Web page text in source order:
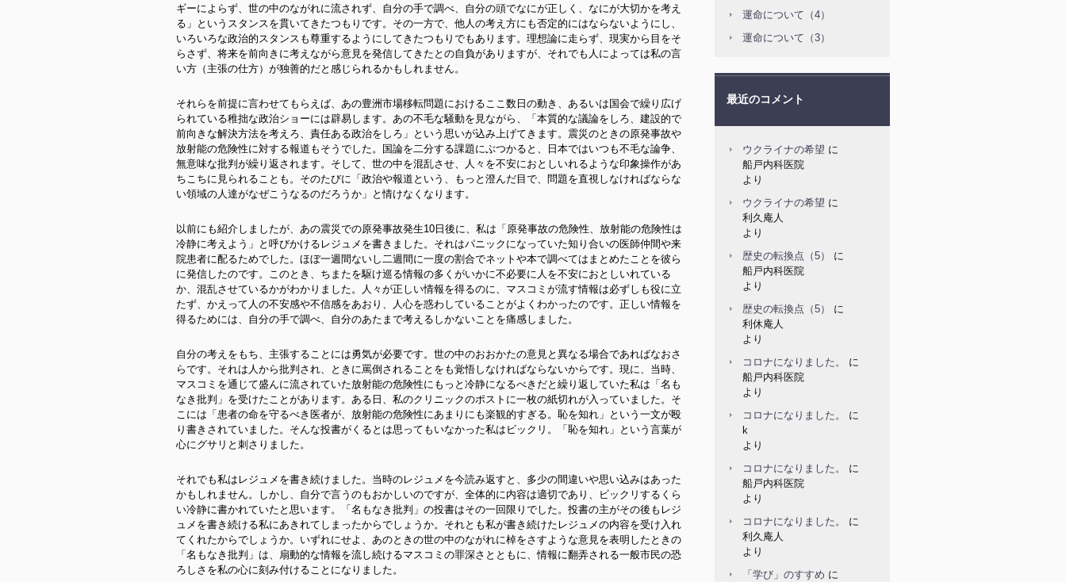
ギーによらず、世の中のながれに流されず、自分の手で調べ、自分の頭でなにが正しく、なにが大切かを考え
る」というスタンスを貫いてきたつもりです。その一方で、他人の考え方にも否定的にはならないようにし、
いろいろな政治的スタンスも尊重するようにしてきたつもりでもあります。理想論に走らず、現実から目をそ
らさず、将来を前向きに考えながら意見を発信してきたとの自負がありますが、それでも人によっては私の言
い方（主張の仕方）が独善的だと感じられるかもしれません。
それらを前提に言わせてもらえば、あの豊洲市場移転問題におけるここ数日の動き、あるいは国会で繰り広げ
られている稚拙な政治ショーには辟易します。あの不毛な騒動を見ながら、「本質的な議論をしろ、建設的で
前向きな解決方法を考えろ、責任ある政治をしろ」という思いが込み上げてきます。震災のときの原発事故や
放射能の危険性に対する報道もそうでした。国論を二分する課題にぶつかると、日本ではいつも不毛な論争、
無意味な批判が繰り返されます。そして、世の中を混乱させ、人々を不安におとしいれるような印象操作があ
ちこちに見られることも。そのたびに「政治や報道という、もっと澄んだ目で、問題を直視しなければならな
い領域の人達がなぜこうなるのだろうか」と情けなくなります。
以前にも紹介しましたが、あの震災での原発事故発生10日後に、私は「原発事故の危険性、放射能の危険性は
冷静に考えよう」と呼びかけるレジュメを書きました。それはパニックになっていた知り合いの医師仲間や来
院患者に配るためでした。ほぼ一週間ないし二週間に一度の割合でネットや本で調べてはまとめたことを彼ら
に発信したのです。このとき、ちまたを駆け巡る情報の多くがいかに不必要に人を不安におとしいれている
か、混乱させているかがわかりました。人々が正しい情報を得るのに、マスコミが流す情報は必ずしも役に立
たず、かえって人の不安感や不信感をあおり、人心を惑わしていることがよくわかったのです。正しい情報を
得るためには、自分の手で調べ、自分のあたまで考えるしかないことを痛感しました。
自分の考えをもち、主張することには勇気が必要です。世の中のおおかたの意見と異なる場合であればなおさ
らです。それは人から批判され、ときに罵倒されることをも覚悟しなければならないからです。現に、当時、
マスコミを通じて盛んに流されていた放射能の危険性にもっと冷静になるべきだと繰り返していた私は「名も
なき批判」を受けたことがあります。ある日、私のクリニックのポストに一枚の紙切れが入っていました。そ
こには「患者の命を守るべき医者が、放射能の危険性にあまりにも楽観的すぎる。恥を知れ」という一文が殴
り書きされていました。そんな投書がくるとは思ってもいなかった私はビックリ。「恥を知れ」という言葉が
心にグサリと刺さりました。
それでも私はレジュメを書き続けました。当時のレジュメを今読み返すと、多少の間違いや思い込みはあった
かもしれません。しかし、自分で言うのもおかしいのですが、全体的に内容は適切であり、ビックリするくら
い冷静に書かれていたと思います。「名もなき批判」の投書はその一回限りでした。投書の主がその後もレジ
ュメを書き続ける私にあきれてしまったからでしょうか。それとも私が書き続けたレジュメの内容を受け入れ
てくれたからでしょうか。いずれにせよ、あのときの世の中のながれに棹をさすような意見を表明したときの
「名もなき批判」は、扇動的な情報を流し続けるマスコミの罪深さとともに、情報に翻弄される一般市民の恐
ろしさを私の心に刻み付けることになりました。
運命について（4）
運命について（3）
最近のコメント
ウクライナの希望 に
船戸内科医院
より
ウクライナの希望 に
利久庵人
より
歴史の転換点（5）
に
船戸内科医院
より
歴史の転換点（5）
に
利休庵人
より
コロナになりました。
に
船戸内科医院
より
コロナになりました。
に
k
より
コロナになりました。
に
船戸内科医院
より
コロナになりました。
に
利久庵人
より
「学び」のすすめ に